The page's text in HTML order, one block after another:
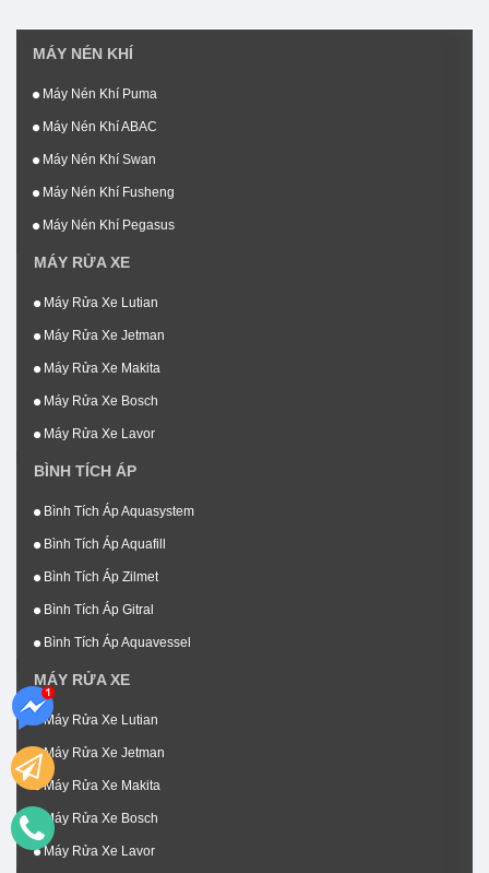
MÁY NÉN KHÍ
Máy Nén Khí Puma
Máy Nén Khí ABAC
Máy Nén Khí Swan
Máy Nén Khí Fusheng
Máy Nén Khí Pegasus
MÁY RỬA XE
Máy Rửa Xe Lutian
Máy Rửa Xe Jetman
Máy Rửa Xe Makita
Máy Rửa Xe Bosch
Máy Rửa Xe Lavor
BÌNH TÍCH ÁP
Bình Tích Áp Aquasystem
Bình Tích Áp Aquafill
Bình Tích Áp Zilmet
Bình Tích Áp Gitral
Bình Tích Áp Aquavessel
MÁY RỬA XE
Máy Rửa Xe Lutian
Máy Rửa Xe Jetman
Máy Rửa Xe Makita
Máy Rửa Xe Bosch
Máy Rửa Xe Lavor